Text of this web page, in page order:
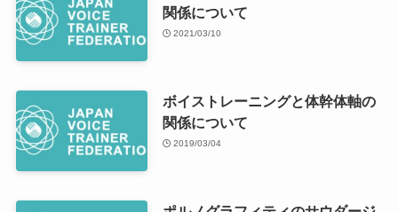
関係について
2021/03/10
ボイストレーニングと体幹体軸の
関係について
2019/03/04